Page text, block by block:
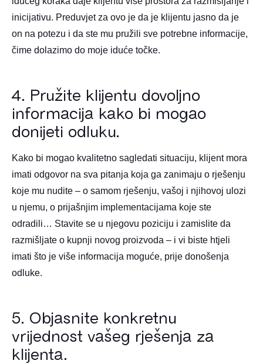
inicijativu. Preduvjet za ovo je da je klijentu jasno da je
on na potezu i da ste mu pružili sve potrebne informacije,
čime dolazimo do moje iduće točke.
4. Pružite klijentu dovoljno
informacija kako bi mogao
donijeti odluku.
Kako bi mogao kvalitetno sagledati situaciju, klijent mora
imati odgovor na sva pitanja koja ga zanimaju o rješenju
koje mu nudite – o samom rješenju, vašoj i njihovoj ulozi
u njemu, o prijašnjim implementacijama koje ste
odradili… Stavite se u njegovu poziciju i zamislite da
razmišljate o kupnji novog proizvoda – i vi biste htjeli
imati što je više informacija moguće, prije donošenja
odluke.
5. Objasnite konkretnu
vrijednost vašeg rješenja za
klijenta.